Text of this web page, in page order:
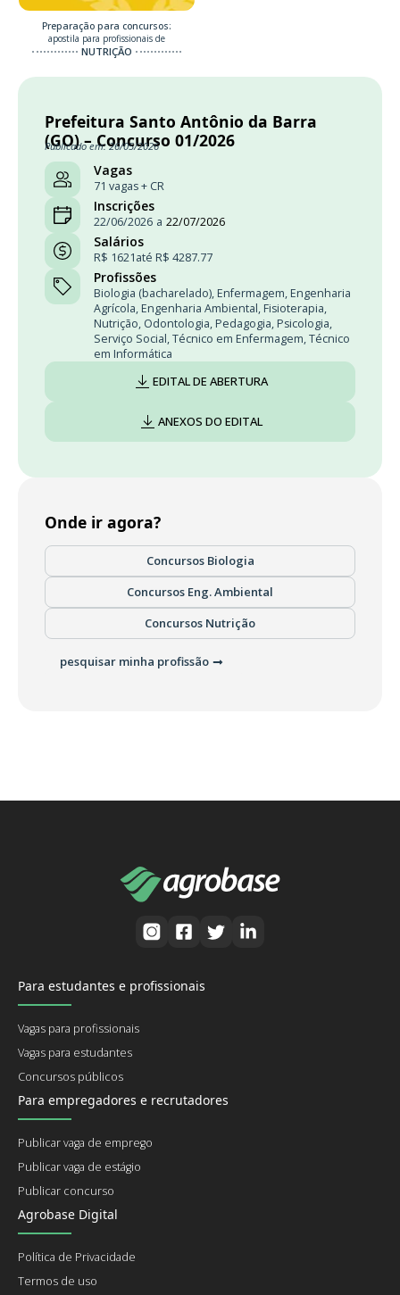
Preparação para concursos:
apostila para profissionais de
NUTRIÇÃO
Prefeitura Santo Antônio da Barra
(GO) – Concurso 01/2026
Publicado em: 26/05/2026
Vagas
71 vagas + CR
Inscrições
22/06/2026 a 22/07/2026
Salários
R$ 1621até R$ 4287.77
Profissões
Biologia (bacharelado), Enfermagem, Engenharia
Agrícola, Engenharia Ambiental, Fisioterapia,
Nutrição, Odontologia, Pedagogia, Psicologia,
Serviço Social,Técnico em Enfermagem,Técnico
em Informática
EDITAL DE ABERTURA
ANEXOS DO EDITAL
Onde ir agora?
Concursos Biologia
Concursos Eng. Ambiental
Concursos Nutrição
pesquisar minha profissão
Para estudantes e profissionais
Vagas para profissionais
Vagas para estudantes
Concursos públicos
Para empregadores e recrutadores
Publicar vaga de emprego
Publicar vaga de estágio
Publicar concurso
Agrobase Digital
Política de Privacidade
Termos de uso